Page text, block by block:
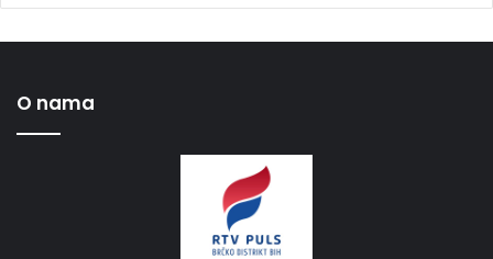
O nama